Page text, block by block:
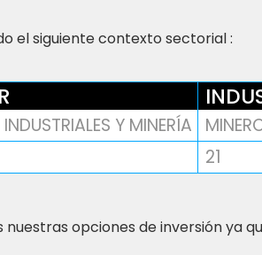
el siguiente contexto sectorial :
Y MINERÍA
21
opciones de inversión ya